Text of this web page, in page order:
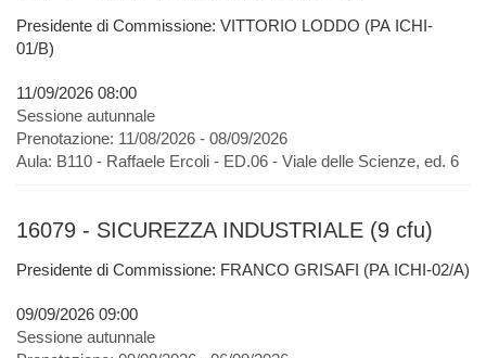
Presidente di Commissione: VITTORIO LODDO (PA ICHI-
01/B)
11/09/2026 08:00
Sessione autunnale
Prenotazione: 11/08/2026 - 08/09/2026
Aula: B110 - Raffaele Ercoli - ED.06 - Viale delle Scienze, ed. 6
16079 - SICUREZZA INDUSTRIALE (9 cfu)
Presidente di Commissione: FRANCO GRISAFI (PA ICHI-02/A)
09/09/2026 09:00
Sessione autunnale